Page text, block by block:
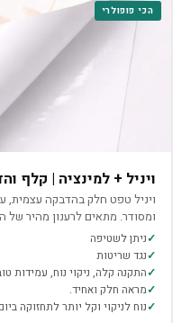
הכי פופולרי
ויניל + למינציה | קלף
ויניל טפט חלק בהדבקה עצמית,
ומסודר. מתאים לרענון מהיר של
ניתן לשטיפה
נגד שריטות
התקנה קלה, ניקוי נוח, עמידות
מראה חלק ואחיד.
נוח לניקוי וקל יותר לתחזוקה